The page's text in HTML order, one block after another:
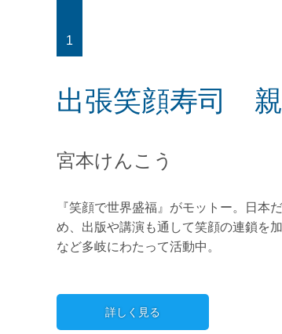
1
出張笑顔寿司
宮本けんこう
『笑顔で世界盛福』がモットー。日本
め、出版や講演も通して笑顔の連鎖を
など多岐にわたって活動中。
詳しく見る